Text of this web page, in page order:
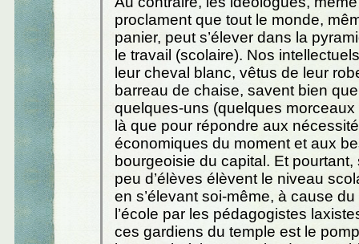
proclament que tout le monde,
panier, peut s’élever dans la
le travail (scolaire). Nos
leur cheval blanc, vêtus de leur
barreau de chaise, savent bien
quelques-uns (quelques morceaux
là que pour répondre aux
économiques du moment et aux
bourgeoisie du capital. Et pourtant,
peu d’élèves élèvent le niveau
en s’élevant soi-même, à cause
l’école par les pédagogistes
ces gardiens du temple est le